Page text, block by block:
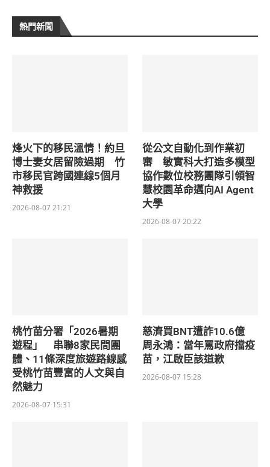
熱門新聞
烽火下的移民溫情！約旦
博士妻女居留險過期 竹
市移民官跨國連線5個月
神救援
2026-08-07 21:21
從公文自動化到作業初
審 敏實科大打造多模型
協作數位校務團隊引領智
慧校園革命邁向AI Agent
大學
2026-08-07 20:22
桃竹苗分署「2026暑期
遊程」 串聯8家民間團
體、11條深度旅遊路線感
受桃竹苗豐富的人文與自
然魅力
2026-08-07 15:31
慈濟買BNT遭詐10.6億
周永鴻：當年罵政府擋疫
苗，江啟臣該道歉
2026-08-07 15:28